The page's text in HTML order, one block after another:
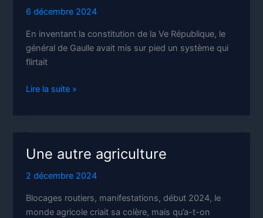
6 décembre 2024
En inventant la constitution de la Ve République, le
général de Gaulle avait mis sur pied un système qui
flirtait
La
Démocratie
Lire la suite »
Une autre agriculture
2 décembre 2024
Blocages routiers, manifestations, début 2024, le
monde agricole criait sa colère, mais qu’a-t-on